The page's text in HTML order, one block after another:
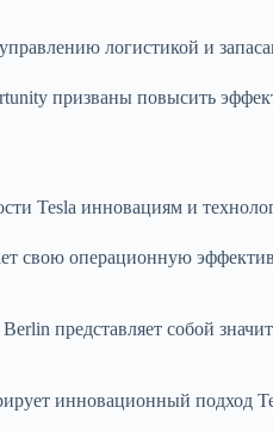
логистикой и
призваны повысить
Tesla инновациям и
свою операционную
Berlin представляет собой
инновационный